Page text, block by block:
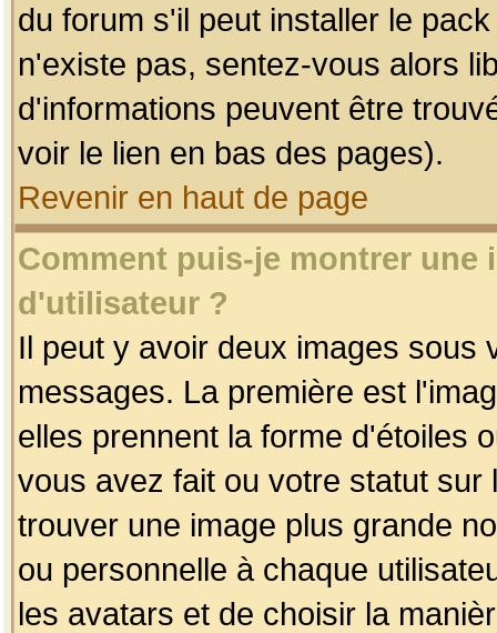
du forum s'il peut installer le
n'existe pas, sentez-vous alors
d'informations peuvent être
voir le lien en bas des pages).
Revenir en haut de page
Comment puis-je montrer une
d'utilisateur ?
Il peut y avoir deux images sous
messages. La première est
elles prennent la forme d'étoiles
vous avez fait ou votre statut
trouver une image plus grande
ou personnelle à chaque
les avatars et de choisir la